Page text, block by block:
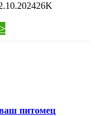
26K
питомец